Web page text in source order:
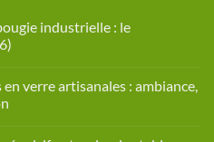
industrielle : le
verre artisanales : ambiance,